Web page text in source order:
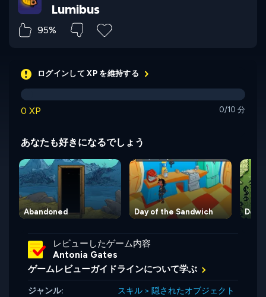
Lumibus
95%
ログインして XP を維持する
0 XP 0/10 分
あなたも好きになるでしょう
Abandoned Day of the Sandwich
レビューしたゲーム内容
Antonia Gates
ゲームレビューガイドラインについて学ぶ
ジャンル: スキル > 隠されたオブジェクト